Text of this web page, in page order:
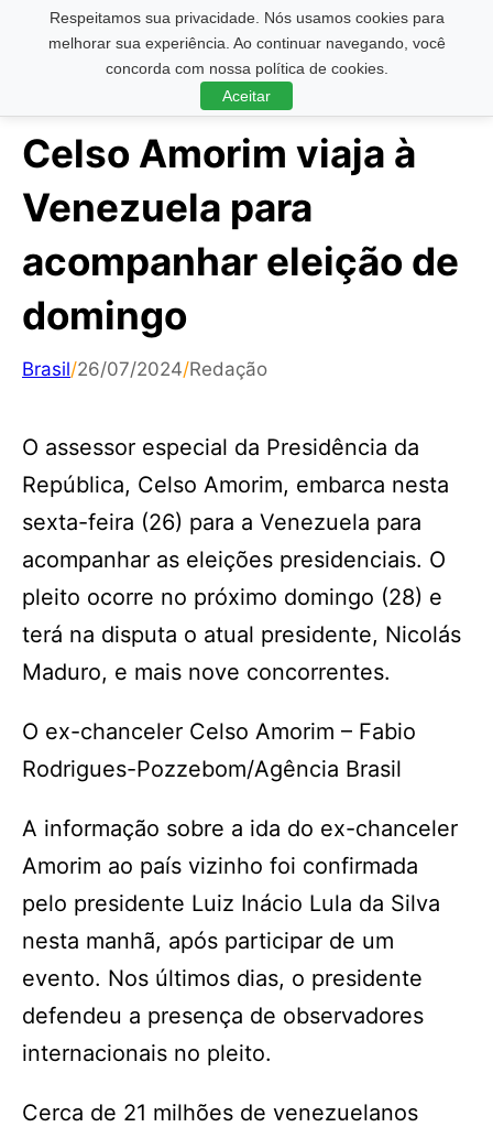
Respeitamos sua privacidade. Nós usamos cookies para
melhorar sua experiência. Ao continuar navegando, você
concorda com nossa política de cookies.
Aceitar
Pesquisar ...
Celso Amorim viaja à
Venezuela para
acompanhar eleição de
domingo
Brasil/26/07/2024/Redação
O assessor especial da Presidência da
República, Celso Amorim, embarca nesta
sexta-feira (26) para a Venezuela para
acompanhar as eleições presidenciais. O
pleito ocorre no próximo domingo (28) e
terá na disputa o atual presidente, Nicolás
Maduro, e mais nove concorrentes.
O ex-chanceler Celso Amorim – Fabio
Rodrigues-Pozzebom/Agência Brasil
A informação sobre a ida do ex-chanceler
Amorim ao país vizinho foi confirmada
pelo presidente Luiz Inácio Lula da Silva
nesta manhã, após participar de um
evento. Nos últimos dias, o presidente
defendeu a presença de observadores
internacionais no pleito.
Cerca de 21 milhões de venezuelanos